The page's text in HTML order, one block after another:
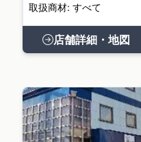
取扱商材: すべて
店舗詳細・地図